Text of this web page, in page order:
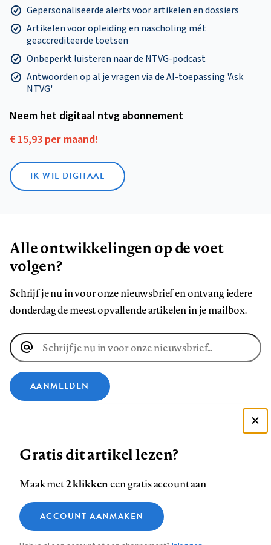
Gepersonaliseerde alerts voor artikelen en dossiers
Artikelen voor opleiding en nascholing mét
geaccrediteerde toetsen
Onbeperkt luisteren naar de NTVG-podcast
Antwoorden op al je vragen via de AI-toepassing 'Ask
NTVG'
Neem het digitaal ntvg abonnement
€ 15,93 per maand!
IK WIL DIGITAAL
Alle ontwikkelingen op de voet
volgen?
Schrijf je nu in voor onze nieuwsbrief en ontvang iedere
donderdag de meest opvallende artikelen in je mailbox.
E-
mailadres
AANMELDEN
ons
op
Facebook
ons
op
LinkedIn
ons
op
Bluesky
ons
op
Instagram
ons
op
YouTube
ons
Footer
Contact Colofon Disclaimer Privacy
Medische vragen verdienen
betrouwbare antwoorden
Gratis dit artikel lezen?
Maak met2 klikkeneen gratis account aan
ACCOUNT AANMAKEN
Zie onze cookie policy
Analytische cookies